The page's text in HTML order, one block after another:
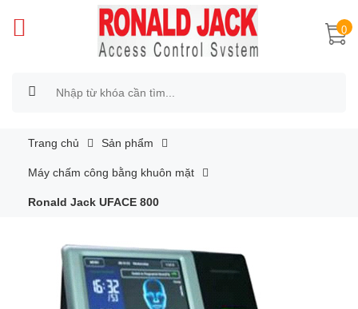
0
Trang chủ Sản phẩm
Máy chấm công bằng khuôn mặt
Ronald Jack UFACE 800